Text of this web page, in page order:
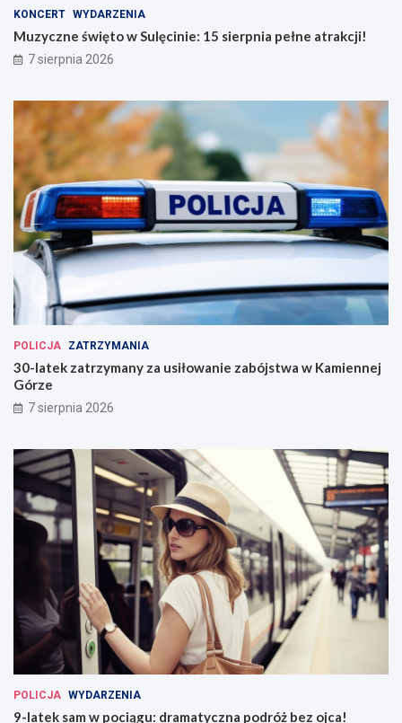
KONCERT WYDARZENIA
Muzyczne święto w Sulęcinie: 15 sierpnia pełne atrakcji!
7 sierpnia 2026
POLICJA ZATRZYMANIA
30-latek zatrzymany za usiłowanie zabójstwa w Kamiennej
Górze
7 sierpnia 2026
POLICJA WYDARZENIA
9-latek sam w pociągu: dramatyczna podróż bez ojca!